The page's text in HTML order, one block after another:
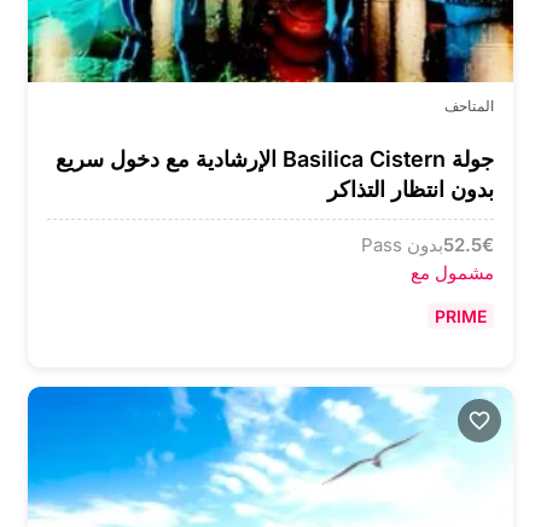
المتاحف
جولة Basilica Cistern الإرشادية مع دخول سريع
بدون انتظار التذاكر
€
52.5بدون Pass
مشمول مع
PRIME